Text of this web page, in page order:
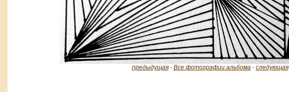
предыдущая- Все фотографии альбома - следующая